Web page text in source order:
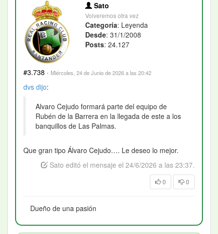
Sato
Volveremos otra vez
Categoría: Leyenda
Desde: 31/1/2008
Posts: 24.127
#3.738 · Miércoles, 24 de Junio de 2026 a las 20:42
dvs dijo:
Alvaro Cejudo formará parte del equipo de
Rubén de la Barrera en la llegada de este a los
banquillos de Las Palmas.
Que gran tipo Álvaro Cejudo…. Le deseo lo mejor.
Sato editó el mensaje el 24/6/2026 a las 23:37.
0 0
Dueño de una pasión